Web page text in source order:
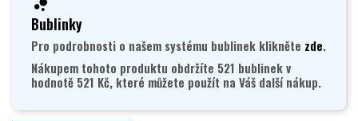
Bublinky
Pro podrobnosti o našem systému bublinek klikněte zde.
Nákupem tohoto produktu obdržíte 521 bublinek v
hodnotě 521 Kč, které můžete použít na Váš další nákup.